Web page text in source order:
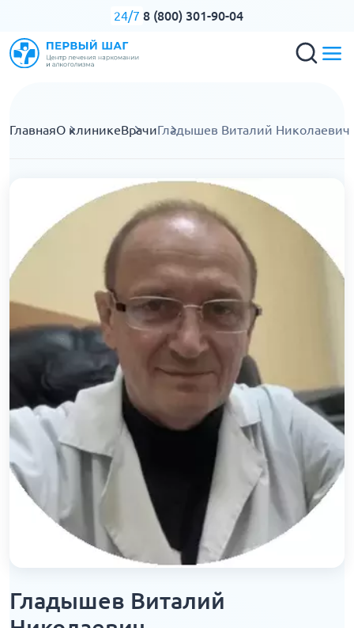
24/7 8 (800) 301-90-04
ГлавнаяО клиникеВрачиГладышев Виталий Николаевич
Гладышев Виталий